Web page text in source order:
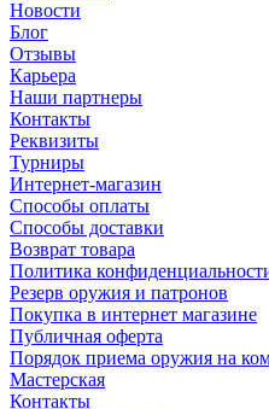
Новости
Блог
Отзывы
Карьера
Наши партнеры
Контакты
Реквизиты
Турниры
Интернет-магазин
Способы оплаты
Способы доставки
Возврат товара
Политика
Резерв оружия и патронов
Покупка в интернет магазине
Публичная оферта
Порядок приема оружия на
Мастерская
Контакты